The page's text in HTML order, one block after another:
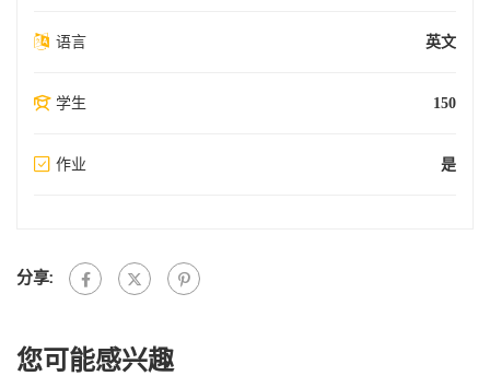
语言 英文
学生 150
作业 是
分享:
您可能感兴趣